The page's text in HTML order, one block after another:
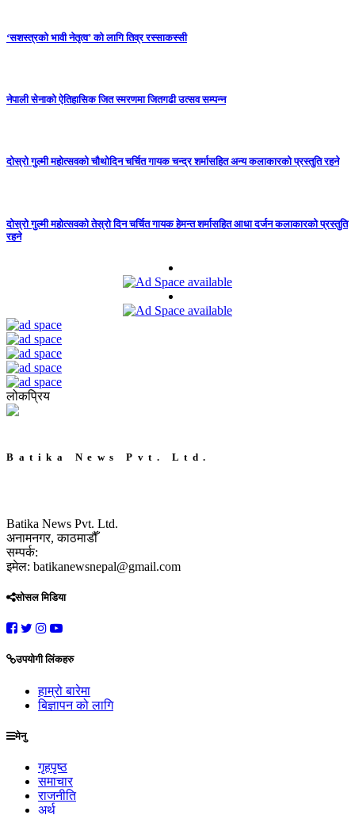
‘सशस्त्रको भावी नेतृत्व’ को लागि तिव्र रस्साकस्सी
नेपाली सेनाको ऐतिहासिक जित स्मरणमा जितगढी उत्सव सम्पन्न
दोस्रो गुल्मी महोत्सवको चौथोदिन चर्चित गायक चन्द्र शर्मासहित अन्य कलाकारको प्रस्तुति रहने
दोस्रो गुल्मी महोत्सवको तेस्रो दिन चर्चित गायक हेमन्त शर्मासहित आधा दर्जन कलाकारको प्रस्तुति
रहने
लोकप्रिय
Batika News Pvt. Ltd.
Batika News Pvt. Ltd.
अनामनगर, काठमाडौँ
सम्पर्क:
इमेल: batikanewsnepal@gmail.com
सोसल मिडिया
उपयोगी लिंकहरु
हाम्रो बारेमा
बिज्ञापन को लागि
मेनु
गृहपृष्ठ
समाचार
राजनीति
अर्थ